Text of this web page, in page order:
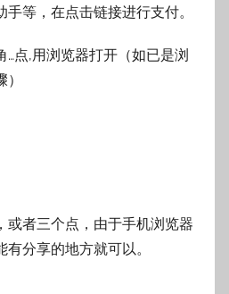
等，在点击链接进行支付。
点,用浏览器打开（如已是浏
或者三个点，由于手机浏览器
分享的地方就可以。